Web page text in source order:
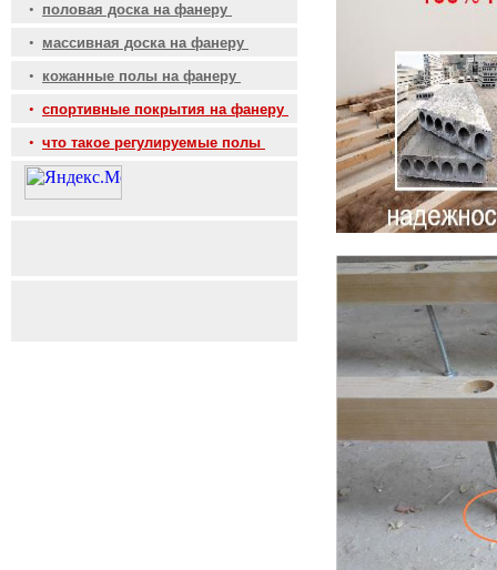
• половая доска на фанеру
• массивная доска на фанеру
• кожанные полы на фанеру
• спортивные покрытия на фанеру
• что такое регулируемые полы